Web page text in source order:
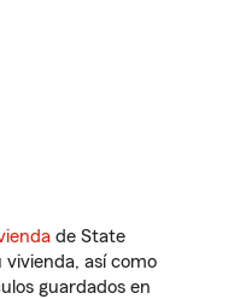
de State
así como
guardados en